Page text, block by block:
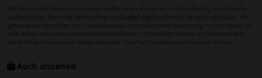
Auch ansehen